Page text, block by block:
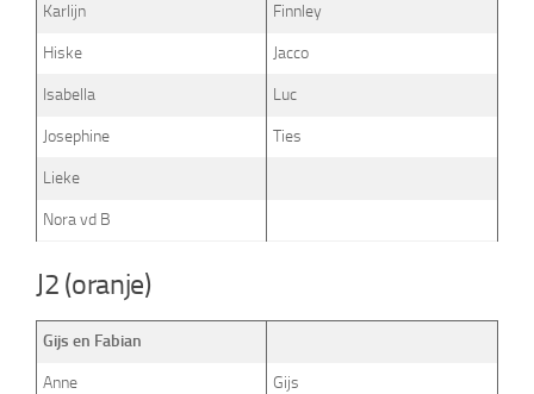
Karlijn Finnley
Hiske Jacco
Isabella Luc
Josephine Ties
Lieke
Nora vd B
J2 (oranje)
Gijs en Fabian
Anne Gijs